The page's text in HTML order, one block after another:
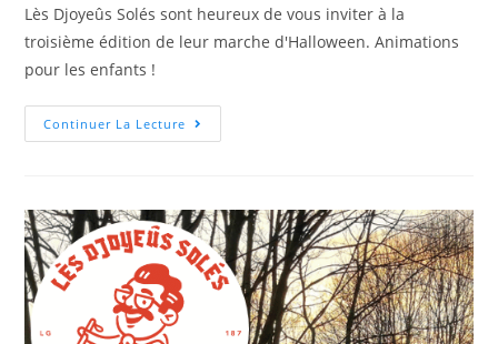
Lès Djoyeûs Solés sont heureux de vous inviter à la
troisième édition de leur marche d'Halloween. Animations
pour les enfants !
Continuer La Lecture